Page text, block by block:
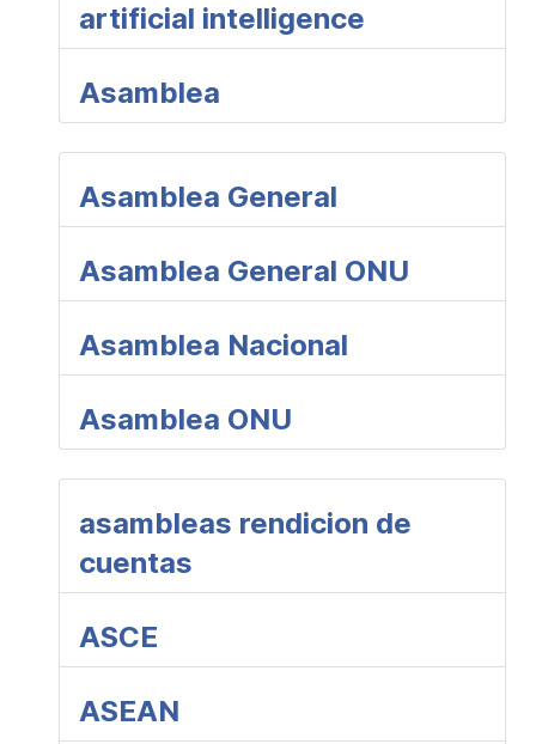
artificial intelligence
Asamblea
Asamblea General
Asamblea General ONU
Asamblea Nacional
Asamblea ONU
asambleas rendicion de
cuentas
ASCE
ASEAN